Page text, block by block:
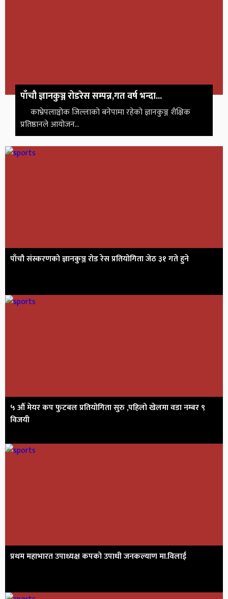
पाँचौ ज्ञानकुञ्ज रोडरेस सम्पन्न,गत वर्ष भन्दा...
काभ्रेपलाञ्चोक जिल्लाको बनेपामा रहेको ज्ञानकुञ्ज शैक्षिक
प्रतिष्ठानले आयोजन...
पाँचौ संस्करणको ज्ञानकुञ्ज रोड रेस प्रतियोगिता जेठ ३१ गते हुने
५ औं मेयर कप फुटबल प्रतियोगिता सुरु ,पहिलो खेलमा वडा नम्बर ९
विजयी
प्रथम महाभारत उपाध्यक्ष कपको उपाधी जनकल्याण मा.विलाई